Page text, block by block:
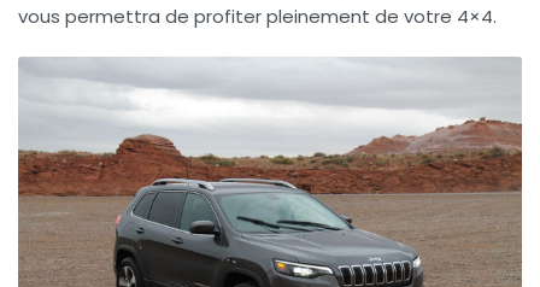
vous permettra de profiter pleinement de votre 4×4.